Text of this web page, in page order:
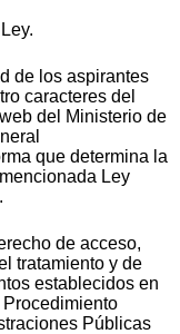
de los aspirantes
caracteres del
del Ministerio de
que determina la
Ley
de acceso,
tratamiento y de
establecidos en
Procedimiento
Públicas